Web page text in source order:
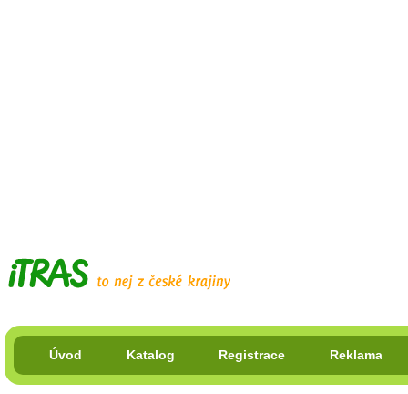
Úvod Katalog Registrace Reklama